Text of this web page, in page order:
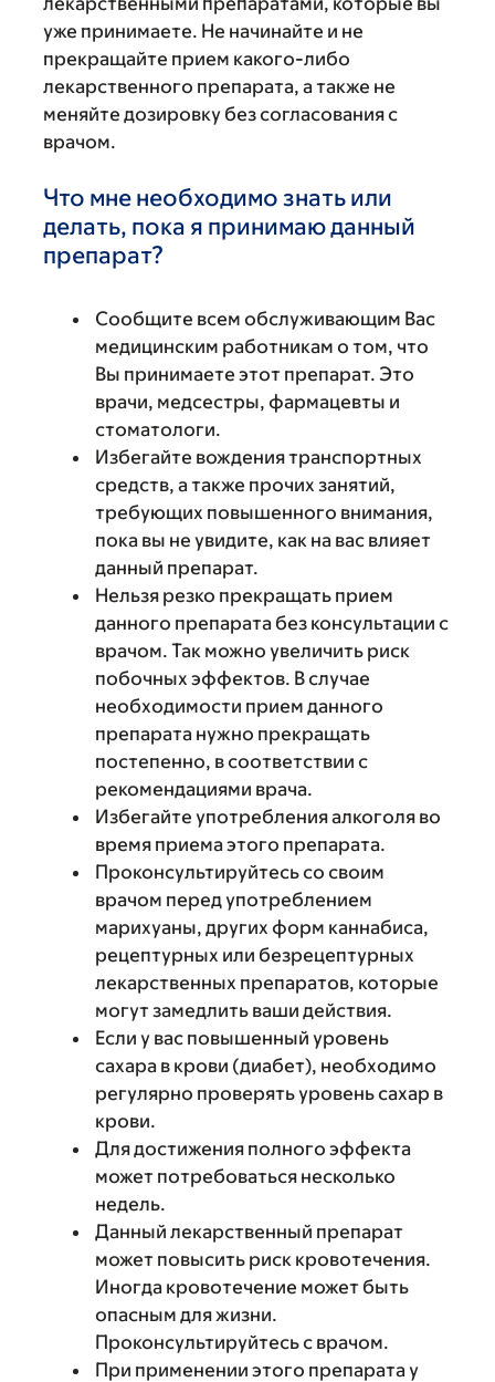
уже принимаете. Не начинайте и не
прекращайте прием какого-либо
лекарственного препарата, а также не
меняйте дозировку без согласования с
врачом.
Что мне необходимо знать или
делать, пока я принимаю данный
препарат?
Сообщите всем обслуживающим Вас
медицинским работникам о том, что
Вы принимаете этот препарат. Это
врачи, медсестры, фармацевты и
стоматологи.
Избегайте вождения транспортных
средств, а также прочих занятий,
требующих повышенного внимания,
пока вы не увидите, как на вас влияет
данный препарат.
Нельзя резко прекращать прием
данного препарата без консультации с
врачом. Так можно увеличить риск
побочных эффектов. В случае
необходимости прием данного
препарата нужно прекращать
постепенно, в соответствии с
рекомендациями врача.
Избегайте употребления алкоголя во
время приема этого препарата.
Проконсультируйтесь со своим
врачом перед употреблением
марихуаны, других форм каннабиса,
рецептурных или безрецептурных
лекарственных препаратов, которые
могут замедлить ваши действия.
Если у вас повышенный уровень
сахара в крови (диабет), необходимо
регулярно проверять уровень сахар в
крови.
Для достижения полного эффекта
может потребоваться несколько
недель.
Данный лекарственный препарат
может повысить риск кровотечения.
Иногда кровотечение может быть
опасным для жизни.
Проконсультируйтесь с врачом.
При применении этого препарата у